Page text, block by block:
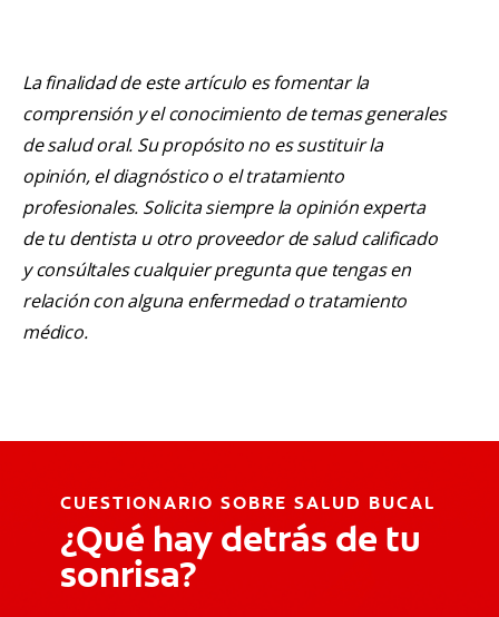
La finalidad de este artículo es fomentar la
comprensión y el conocimiento de temas generales
de salud oral. Su propósito no es sustituir la
opinión, el diagnóstico o el tratamiento
profesionales. Solicita siempre la opinión experta
de tu dentista u otro proveedor de salud calificado
y consúltales cualquier pregunta que tengas en
relación con alguna enfermedad o tratamiento
médico.
CUESTIONARIO SOBRE SALUD BUCAL
¿Qué hay detrás de tu
sonrisa?